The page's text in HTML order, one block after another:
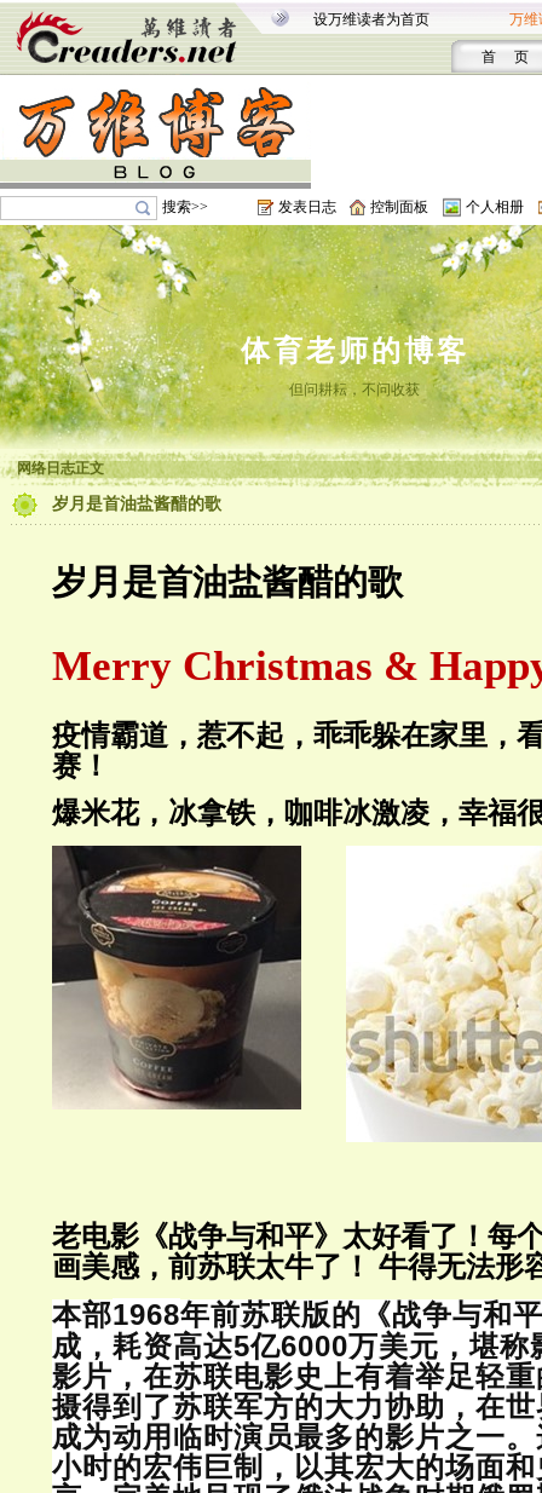
设万维读者为首页 万维
首 页
搜索>> 发表日志 控制面板 个人相册
体育老师的博客
但问耕耘，不问收获
网络日志正文
岁月是首油盐酱醋的歌
岁月是首油盐酱醋的歌
Merry Christmas &
疫情霸道，惹不起，乖乖躲在家里，
赛！
爆米花，冰拿铁，咖啡冰激凌，幸福
老电影《战争与和平》太好看了！每
画美感，前苏联太牛了！ 牛得无法形
本部1968年前苏联版的《战争与和
成，耗资高达5亿6000万美元，堪称
影片，在苏联电影史上有着举足轻
摄得到了苏联军方的大力协助，在
成为动用临时演员最多的影片之一
小时的宏伟巨制，以其宏大的场面